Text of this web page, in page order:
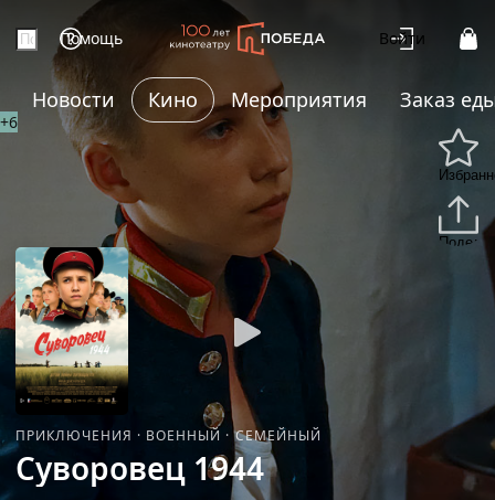
Помощь Войти
Новости Кино Мероприятия Заказ
+6
ПРИКЛЮЧЕНИЯ · ВОЕННЫЙ · СЕМЕЙНЫЙ
Суворовец 1944